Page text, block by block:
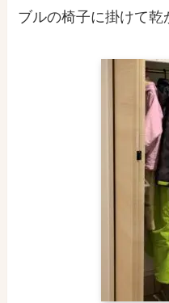
ブルの椅子に掛けて乾